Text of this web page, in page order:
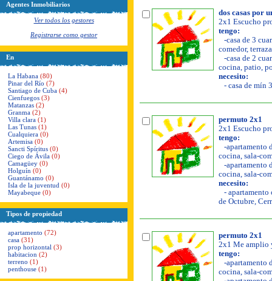
Agentes Inmobiliarios
Ver todos los gestores
Registrarse como gestor
En
La Habana (80)
Pinar del Río (7)
Santiago de Cuba (4)
Cienfuegos (3)
Matanzas (2)
Granma (2)
Villa clara (1)
Las Tunas (1)
Cualquiera (0)
Artemisa (0)
Sancti Spíritus (0)
Ciego de Ávila (0)
Camagüey (0)
Holguín (0)
Guantánamo (0)
Isla de la juventud (0)
Mayabeque (0)
Tipos de propiedad
apartamento (72)
casa (31)
prop horizontal (3)
habitacion (2)
terreno (1)
penthouse (1)
dos casas por
2x1 Escucho
tengo:
-casa de 3
comedor,
-casa de 2
cocina, patio,
necesito:
- casa de mín
permuto 2x1
2x1 Escucho
tengo:
-apartamento
cocina, sala-
-apartamento
cocina, sala-
necesito:
- apartamento
de Octubre,
permuto 2x1
2x1 Me amplio
tengo:
-apartamento
cocina, sala-